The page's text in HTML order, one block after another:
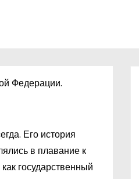
Федерации.
Его история
в плавание к
государственный